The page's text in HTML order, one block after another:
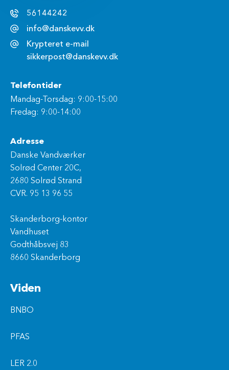
56144242
info@danskevv.dk
Krypteret e-mail
sikkerpost@danskevv.dk
Telefontider
Mandag-Torsdag: 9:00-15:00
Fredag: 9:00-14:00
Adresse
Danske Vandværker
Solrød Center 20C,
2680 Solrød Strand
CVR. 95 13 96 55
Skanderborg-kontor
Vandhuset
Godthåbsvej 83
8660 Skanderborg
Viden
BNBO
PFAS
LER 2.0